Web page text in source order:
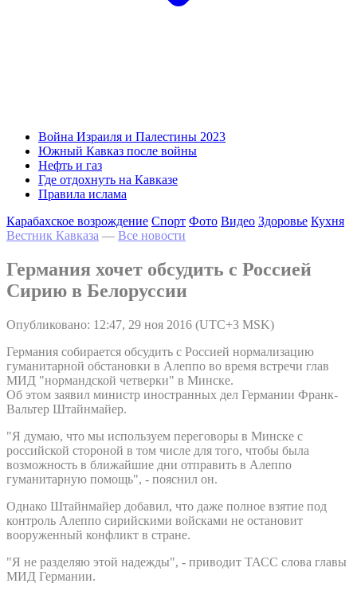
Война Израиля и Палестины 2023
Южный Кавказ после войны
Нефть и газ
Где отдохнуть на Кавказе
Правила ислама
Карабахское возрождение Спорт Фото Видео Здоровье Кухня
Вестник Кавказа — Все новости
Германия хочет обсудить с Россией
Сирию в Белоруссии
Опубликовано: 12:47, 29 ноя 2016 (UTC+3 MSK)
Германия собирается обсудить с Россией нормализацию
гуманитарной обстановки в Алеппо во время встречи глав
МИД "нормандской четверки" в Минске.
Об этом заявил министр иностранных дел Германии Франк-
Вальтер Штайнмайер.
"Я думаю, что мы используем переговоры в Минске с
российской стороной в том числе для того, чтобы была
возможность в ближайшие дни отправить в Алеппо
гуманитарную помощь", - пояснил он.
Однако Штайнмайер добавил, что даже полное взятие под
контроль Алеппо сирийскими войсками не остановит
вооруженный конфликт в стране.
"Я не разделяю этой надежды", - приводит ТАСС слова главы
МИД Германии.